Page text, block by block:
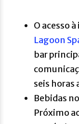
O acesso
Lagoon
bar
seis horas
Bebidas
Próximo